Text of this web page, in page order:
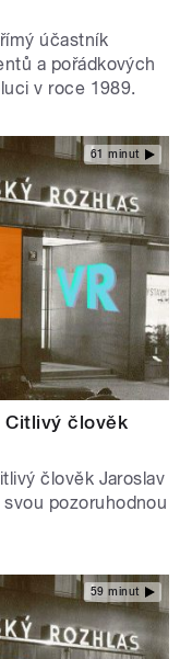
účastník
a pořádkových
v roce 1989.
61 minut
Citlivý člověk
člověk Jaroslav
pozoruhodnou
59 minut